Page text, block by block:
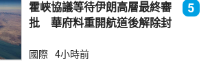
霍峽協議等待伊朗高層最終審
批 華府料重開航道後解除封
5
國際 4小時前